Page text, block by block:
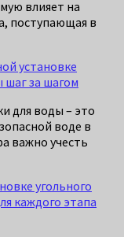
влияет на
поступающая в
установке
шаг за шагом
для воды – это
воде в
важно учесть
угольного
каждого этапа